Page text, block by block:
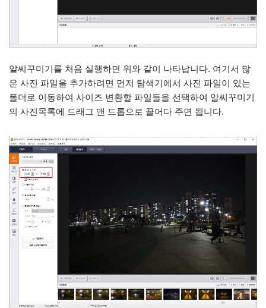
알씨꾸미기를 처음 실행하면 위와 같이 나타납니다. 여기서 많
은 사진 파일을 추가하려면 먼저 탐색기에서 사진 파일이 있는
폴더로 이동하여 사이즈 변환할 파일들을 선택하여 알씨꾸미기
의 사진목록에 드래그 앤 드롭으로 끌어다 주면 됩니다.